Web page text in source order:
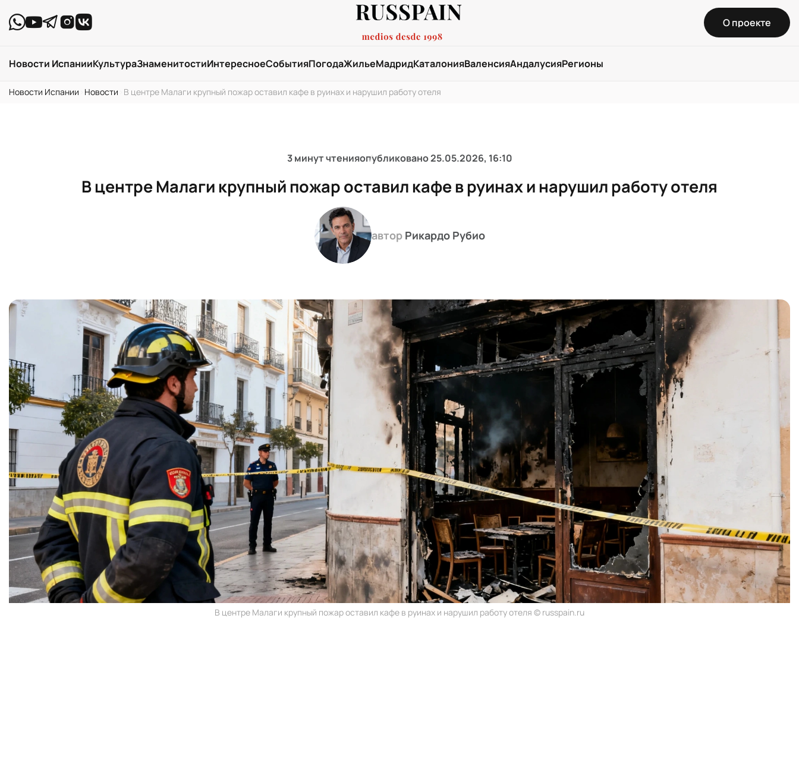
О проекте
Новости ИспанииКультураЗнаменитостиИнтересноеСобытияПогодаЖильеМадридКаталонияВаленсияАндалусияРегионы
Новости Испании Новости В центре Малаги крупный пожар оставил кафе в руинах и нарушил работу отеля
3 минут чтенияопубликовано25.05.2026, 16:10
В центре Малаги крупный пожар оставил кафе в руинах и нарушил работу отеля
автор Рикардо Рубио
В центре Малаги крупный пожар оставил кафе в руинах и нарушил работу отеля © russpain.ru